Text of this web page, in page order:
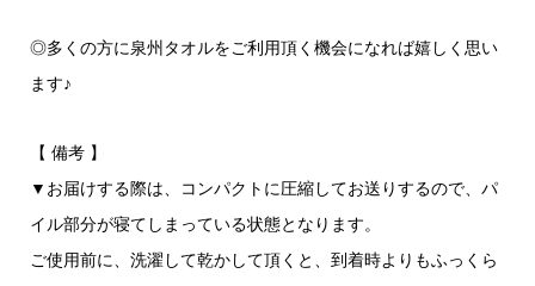
◎多くの方に泉州タオルをご利用頂く機会になれば嬉しく思い
ます♪
【 備考 】
▼お届けする際は、コンパクトに圧縮してお送りするので、パ
イル部分が寝てしまっている状態となります。
ご使用前に、洗濯して乾かして頂くと、到着時よりもふっくら